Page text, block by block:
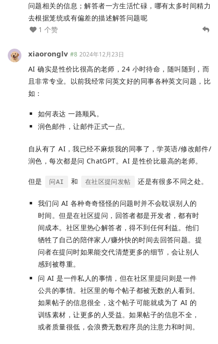
问题相关的信息；解答者一方生活忙碌，哪有太多时间精力
去根据笼统或有偏差的描述解答问题呢
1 个赞
xiaoronglv #8 2024年12月23日
AI 确实是性价比很高的老师，24 小时待命，随叫随到，而
且非常专业。以前我经常问英文好的同事各种英文问题，比
如：
如何表达 一路顺风。
润色邮件，让邮件正式一点。
自从有了 AI，我已经不麻烦我的同事了，学英语/修改邮件/
润色，每次都是问 ChatGPT。AI 是性价比最高的老师。
但是 问AI 和 在社区提问发帖 还是有很多不同之处。
我们问 AI 各种奇奇怪怪的问题时并不会耽误别人的
时间。但是在社区提问，回答者都是开发者，都有时
间成本。社区里热心解答者，得不到任何利益。他们
牺牲了自己的陪伴家人/赚外快的时间去回答问题。提
问者在提问时如果能交代清楚更多的细节，会让别人
感到被尊重。
问 AI 是一件私人的事情，但在社区里提问则是一件
公共的事情。社区里的每个帖子都被无数的人看到。
如果帖子的信息很全，这个帖子可能就成为了 AI 的
训练素材，让更多的人受益。如果帖子的信息不全，
或者质量很低，会浪费无数程序员的注意力和时间。